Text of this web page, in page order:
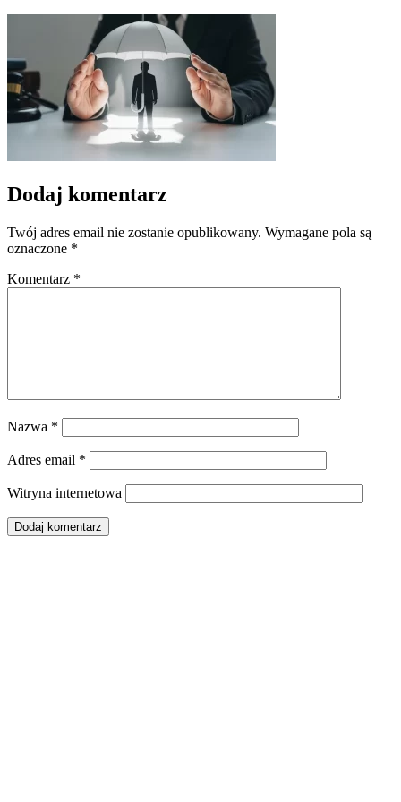
Dodaj komentarz
Twój adres email nie zostanie opublikowany. Wymagane pola są
oznaczone *
Komentarz *
Nazwa *
Adres email *
Witryna internetowa